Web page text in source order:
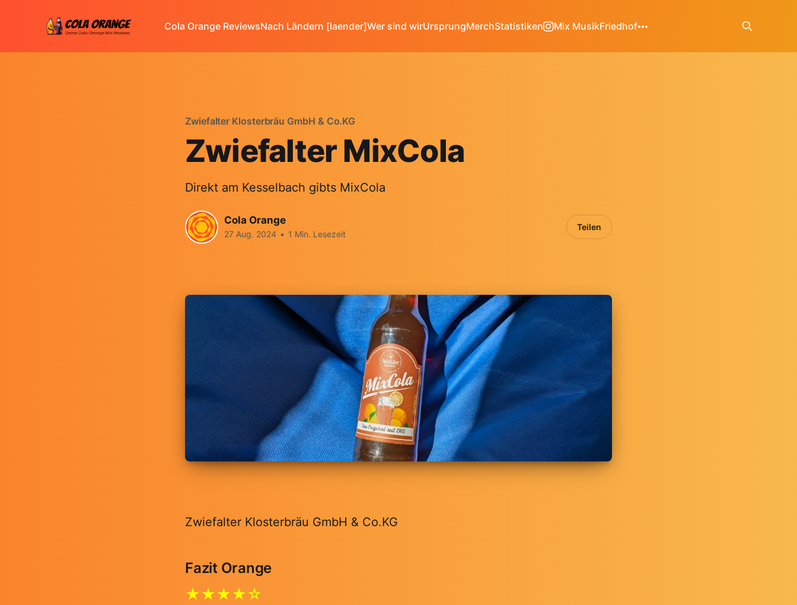
Cola Orange ReviewsNach Ländern [laender]Wer sind wirUrsprungMerchStatistiken Mix MusikFriedhof
Zwiefalter Klosterbräu GmbH & Co.KG
Zwiefalter MixCola
Direkt am Kesselbach gibts MixCola
Cola Orange
27 Aug. 2024 • 1 Min. Lesezeit
Teilen
Zwiefalter Klosterbräu GmbH & Co.KG
Fazit Orange
★★★★☆